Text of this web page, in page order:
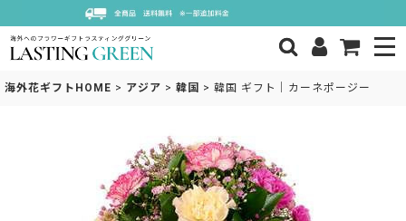
海外花ギフトHOME > アジア > 韓国 > 韓国 ギフト｜カーネポージー